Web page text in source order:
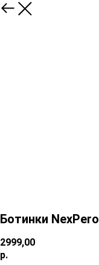
Ботинки NexPero
2999,00
р.